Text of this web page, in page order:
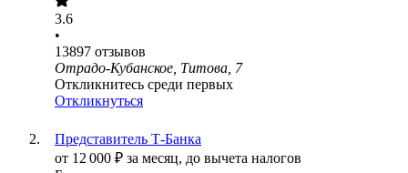
3.6
•
13897 отзывов
Отрадо-Кубанское, Титова, 7
Откликнитесь среди первых
Откликнуться
Представитель Т-Банка
от 12 000 ₽ за месяц, до вычета налогов